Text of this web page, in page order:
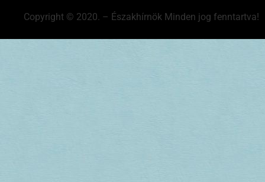
Copyright © 2020. – Északhírnök Minden jog fenntartva!